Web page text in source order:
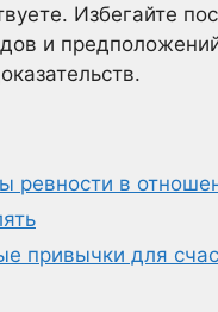
Избегайте
и
ревности в
привычки для